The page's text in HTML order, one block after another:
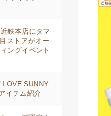
鉄本店にタマ
ストアがオー
ングイベント
LOVE SUNNY
イテム紹介